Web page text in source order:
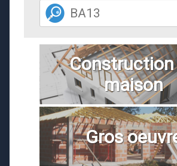
Construction
maison
Gros